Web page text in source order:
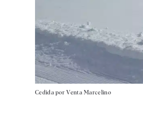
Cedida por Venta Marcelino